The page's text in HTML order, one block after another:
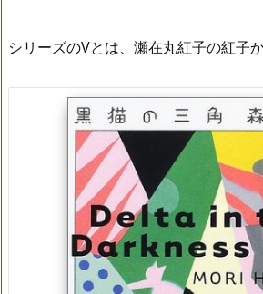
シリーズのVとは、瀬在丸紅子の紅子